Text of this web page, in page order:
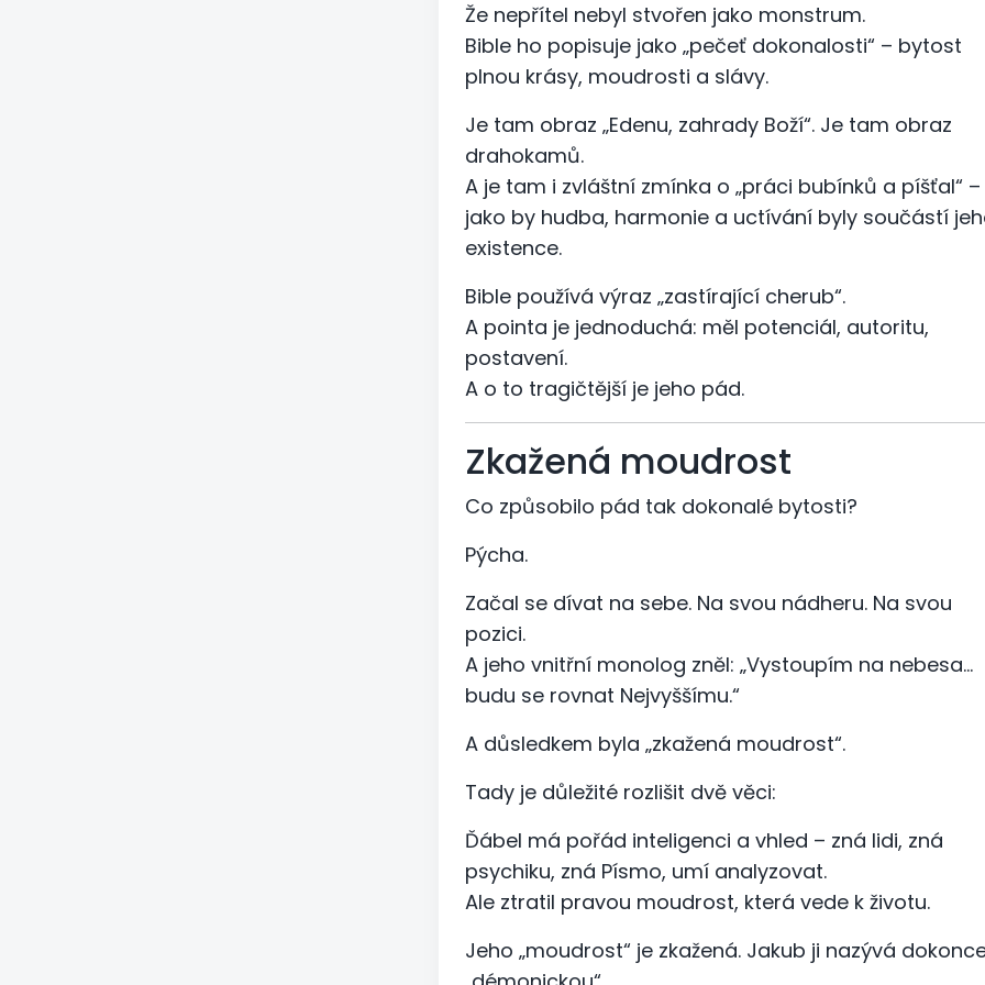
Že nepřítel nebyl stvořen jako monstrum.
Bible ho popisuje jako „pečeť dokonalosti“ – bytost
plnou krásy, moudrosti a slávy.
Je tam obraz „Edenu, zahrady Boží“. Je tam obraz
drahokamů.
A je tam i zvláštní zmínka o „práci bubínků a píšťal“ –
jako by hudba, harmonie a uctívání byly součástí
existence.
Bible používá výraz „zastírající cherub“.
A pointa je jednoduchá: měl potenciál, autoritu,
postavení.
A o to tragičtější je jeho pád.
Zkažená moudrost
Co způsobilo pád tak dokonalé bytosti?
Pýcha.
Začal se dívat na sebe. Na svou nádheru. Na svou
pozici.
A jeho vnitřní monolog zněl: „Vystoupím na nebesa…
budu se rovnat Nejvyššímu.“
A důsledkem byla „zkažená moudrost“.
Tady je důležité rozlišit dvě věci:
Ďábel má pořád inteligenci a vhled – zná lidi, zná
psychiku, zná Písmo, umí analyzovat.
Ale ztratil pravou moudrost, která vede k životu.
Jeho „moudrost“ je zkažená. Jakub ji nazývá